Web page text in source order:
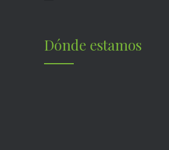
Dónde estamos